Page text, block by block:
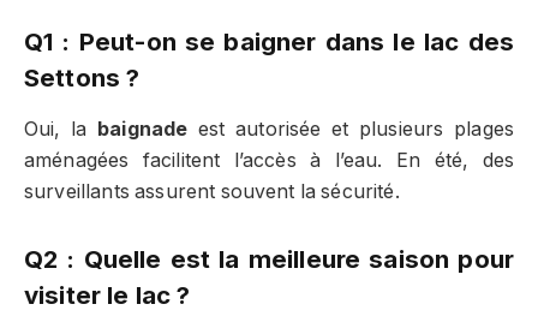
Q1 : Peut-on se baigner dans le lac des
Settons ?
Oui, la baignade est autorisée et plusieurs plages
aménagées facilitent l’accès à l’eau. En été, des
surveillants assurent souvent la sécurité.
Q2 : Quelle est la meilleure saison pour
visiter le lac ?